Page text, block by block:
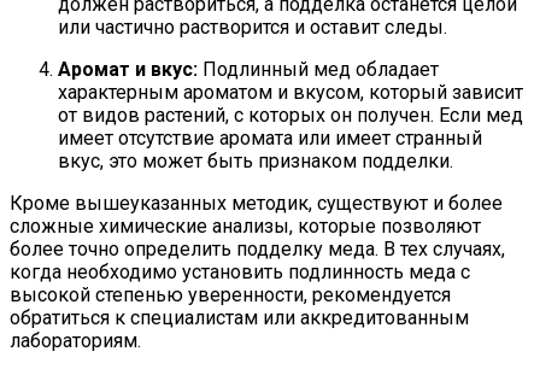
или частично растворится и оставит следы.
Аромат и вкус: Подлинный мед обладает
характерным ароматом и вкусом, который зависит
от видов растений, с которых он получен. Если мед
имеет отсутствие аромата или имеет странный
вкус, это может быть признаком подделки.
Кроме вышеуказанных методик, существуют и более
сложные химические анализы, которые позволяют
более точно определить подделку меда. В тех случаях,
когда необходимо установить подлинность меда с
высокой степенью уверенности, рекомендуется
обратиться к специалистам или аккредитованным
лабораториям.